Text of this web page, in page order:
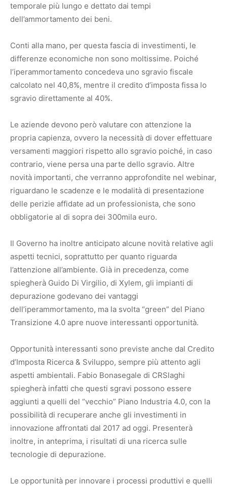
temporale più lungo e dettato dai tempi
dell’ammortamento dei beni.
Conti alla mano, per questa fascia di investimenti, le
differenze economiche non sono moltissime. Poiché
l’iperammortamento concedeva uno sgravio fiscale
calcolato nel 40,8%, mentre il credito d’imposta fissa lo
sgravio direttamente al 40%.
Le aziende devono però valutare con attenzione la
propria capienza, ovvero la necessità di dover effettuare
versamenti maggiori rispetto allo sgravio poiché, in caso
contrario, viene persa una parte dello sgravio. Altre
novità importanti, che verranno approfondite nel webinar,
riguardano le scadenze e le modalità di presentazione
delle perizie affidate ad un professionista, che sono
obbligatorie al di sopra dei 300mila euro.
Il Governo ha inoltre anticipato alcune novità relative agli
aspetti tecnici, soprattutto per quanto riguarda
l’attenzione all’ambiente. Già in precedenza, come
spiegherà Guido Di Virgilio, di Xylem, gli impianti di
depurazione godevano dei vantaggi
dell’iperammortamento, ma la svolta “green” del Piano
Transizione 4.0 apre nuove interessanti opportunità.
Opportunità interessanti sono previste anche dal Credito
d’Imposta Ricerca & Sviluppo, sempre più attento agli
aspetti ambientali. Fabio Bonasegale di CRSlaghi
spiegherà infatti che questi sgravi possono essere
aggiunti a quelli del “vecchio” Piano Industria 4.0, con la
possibilità di recuperare anche gli investimenti in
innovazione affrontati dal 2017 ad oggi. Presenterà
inoltre, in anteprima, i risultati di una ricerca sulle
tecnologie di depurazione.
Le opportunità per innovare i processi produttivi e quelli